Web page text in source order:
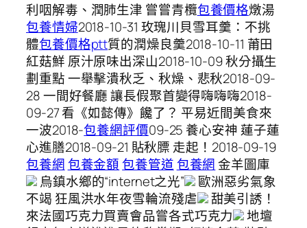
利咽解毒、潤肺生津 嘗嘗青欖包養價格燉湯
包養情婦2018-10-31 玫瑰川貝雪耳羹：不挑
體包養價格ptt質的潤燥良羹2018-10-11 莆田
紅菇鮮 原汁原味出深山2018-10-09 秋分攝生
劃重點 一舉擊潰秋乏、秋燥、悲秋2018-09-
28 一間好餐廳 讓長假聚首變得嗨嗨嗨2018-
09-27 看《如懿傳》饞了？ 平易近間美食來
一波2018-包養網評價09-25 養心安神 蓮子蓮
心進膳2018-09-21 貼秋膘 走起！2018-09-19
包養網包養金額包養管道包養網金羊圖庫
烏鎮水鄉的“internet之光”
歐洲惡劣氣象
不竭 狂風洪水年夜雪輪流殘虐
甜美引誘！
來法國巧克力買賣會品嘗各式巧克力
地壇